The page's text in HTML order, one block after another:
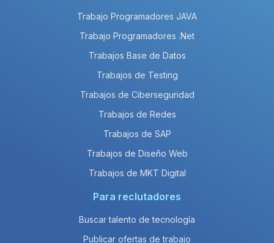
Trabajo Programadores JAVA
Trabajo Programadores .Net
Trabajos Base de Datos
Trabajos de Testing
Trabajos de Ciberseguridad
Trabajos de Redes
Trabajos de SAP
Trabajos de Diseño Web
Trabajos de MKT Digital
Para reclutadores
Buscar talento de tecnología
Publicar ofertas de trabajo